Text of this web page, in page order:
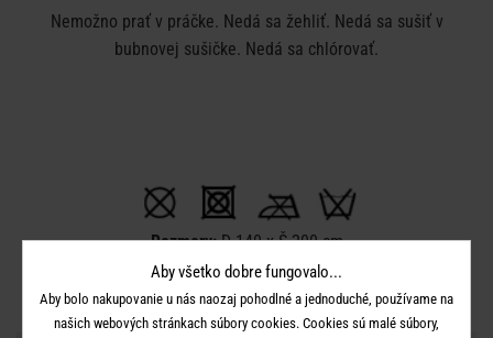
Nemožno prať v práčke. Nedá sa žehliť. Nedá sa sušiť v
bubnovej sušičke. Nedá sa chlórovať.
Rozmery:D 140 x Š 200 cm
Materiál:40% flís, 30% EVA, 30% polyetylén
Aby všetko dobre fungovalo...
Aby bolo nakupovanie u nás naozaj pohodlné a jednoduché, používame na
našich webových stránkach súbory cookies. Cookies sú malé súbory,